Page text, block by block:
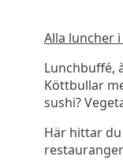
Alla luncher
Lunchbuffé,
Köttbullar
sushi?
Här hittar